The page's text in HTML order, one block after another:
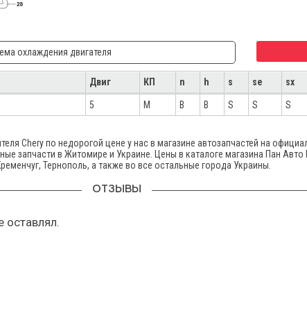
охлаждения двигателя
Двиг КП n h s se sx
5 M B B S S S
Chery по недорогой цене у нас в магазине автозапчастей на
запчасти в Житомире и Украине. Цены в каталоге магазина Пан
Тернополь, а также во все остальные города Украины.
ОТЗЫВЫ
оставлял.